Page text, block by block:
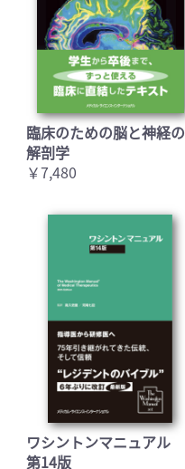
臨床のための脳と神経の
解剖学
￥7,480
ワシントンマニュアル
第14版